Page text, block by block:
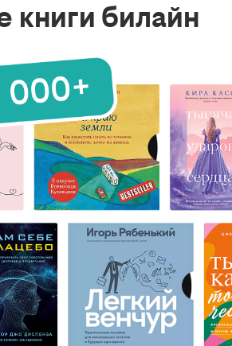
книги билайн